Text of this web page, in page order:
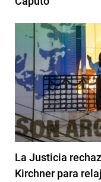
La Justicia
Kirchner para